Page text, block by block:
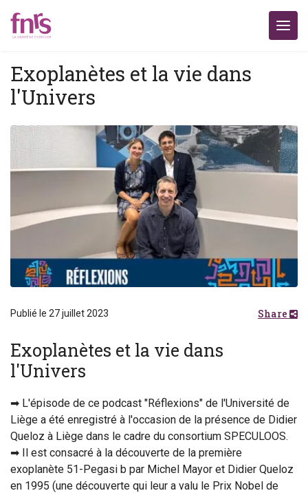
Exoplanètes et la vie dans
l'Univers
Publié le 27 juillet 2023 Share
Exoplanètes et la vie dans
l'Univers
➡ L'épisode de ce podcast "Réflexions" de l'Université de
Liège a été enregistré à l'occasion de la présence de Didier
Queloz à Liège dans le cadre du consortium SPECULOOS.
➡ Il est consacré à la découverte de la première
exoplanète 51-Pegasi b par Michel Mayor et Didier Queloz
en 1995 (une découverte qui leur a valu le Prix Nobel de